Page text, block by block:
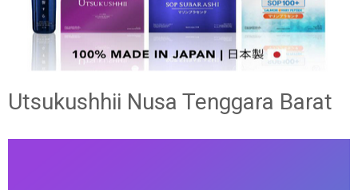
Utsukushhii Nusa Tenggara Barat